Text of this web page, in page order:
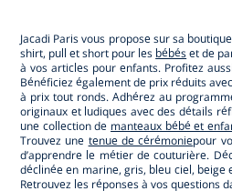
Jacadi Paris vous propose sur sa
shirt, pull et short pour les bébéset de
à vos articles pour enfants. Profitez
Bénéficiez également de prix réduits
à prix tout ronds. Adhérez au
originaux et ludiques avec des détails
une collection de manteaux bébé et
Trouvez une tenue de cérémoniepour
d’apprendre le métier de couturière.
déclinée en marine, gris, bleu ciel,
Retrouvez les réponses à vos questions